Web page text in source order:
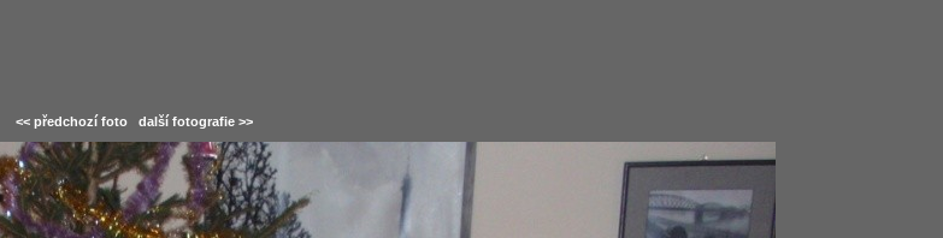
<< předchozí foto další fotografie >>